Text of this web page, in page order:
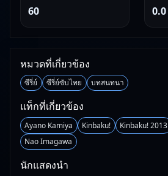
60 0.0
หมวดที่เกี่ยวข้อง
ซีรี่ย์ ซีรี่ย์ซับไทย บทสนทนา
แท็กที่เกี่ยวข้อง
Ayano Kamiya Kinbaku! Kinbaku! 2013
Nao Imagawa
นักแสดงนำ